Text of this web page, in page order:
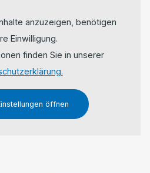
anzuzeigen, benötigen
Einwilligung.
finden Sie in unserer
öffnen